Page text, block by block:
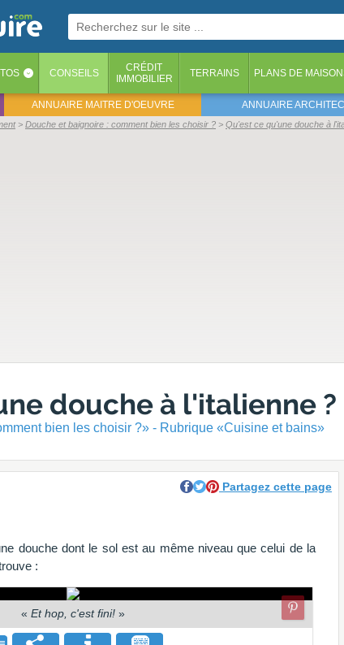
‹ CONSEILS
CRÉDIT
IMMOBILIER
TERRAINS PLANS DE
ANNUAIRE MAITRE D'OEUVRE ANNUAIRE
Douche et baignoire : comment bien les choisir ? Qu'est ce qu'une douche à
douche à l'italienne ?
bien les choisir ?» - Rubrique «Cuisine et bains»
Partagez cette page
douche dont le sol est au même niveau que celui de la
:
« Et hop, c'est fini!»